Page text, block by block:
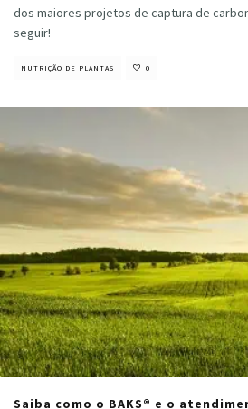
dos maiores projetos de captura de
seguir!
NUTRIÇÃO DE PLANTAS 0
Saiba como o BAKS® e o